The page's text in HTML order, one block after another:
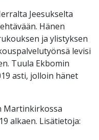
Jeesukselta
Hänen
ja ylistyksen
levisi
Tuula Ekbomin
asti, jolloin hänet
Martinkirkossa
alkaen. Lisätietoja: